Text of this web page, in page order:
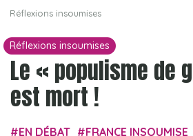
Réflexions insoumises
Réflexions insoumises
Le « populisme de
est mort !
EN DÉBAT FRANCE INSOUMISE